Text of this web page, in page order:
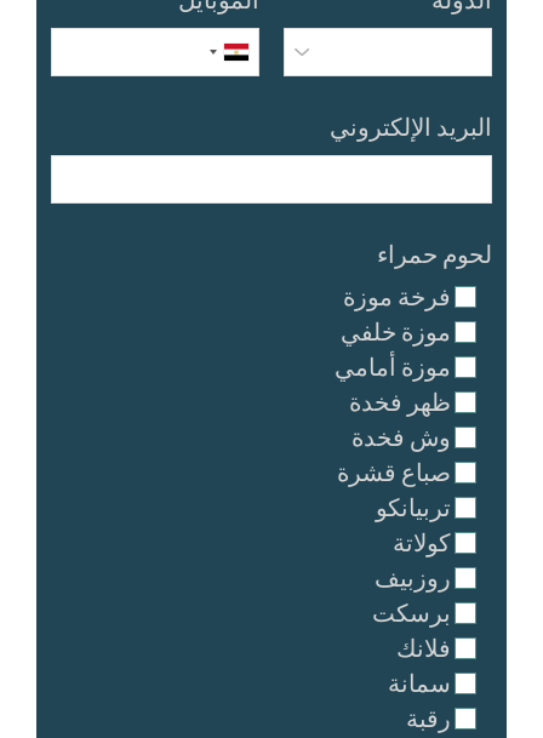
البريد الإلكتروني
لحوم حمراء
فرخة موزة
موزة خلفي
موزة أمامي
ظهر فخدة
وش فخدة
صباع قشرة
تربيانكو
كولاتة
روزبيف
برسكت
فلانك
سمانة
رقبة